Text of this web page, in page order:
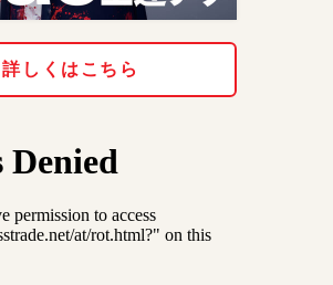
詳しくはこちら